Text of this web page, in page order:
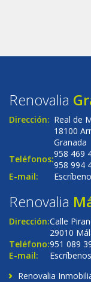
Renovalia
Dirección: Real de
18100
Granada
Teléfonos:958 469
958 994
E-mail:
Renovalia
Dirección:Calle
29010
Teléfono:951 089
E-mail:
Renovalia